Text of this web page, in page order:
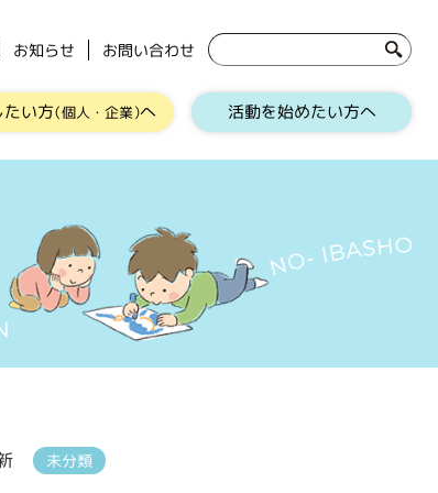
お知らせ お問い合わせ
い方（個人・企業）へ 活動を始めたい方へ
未分類